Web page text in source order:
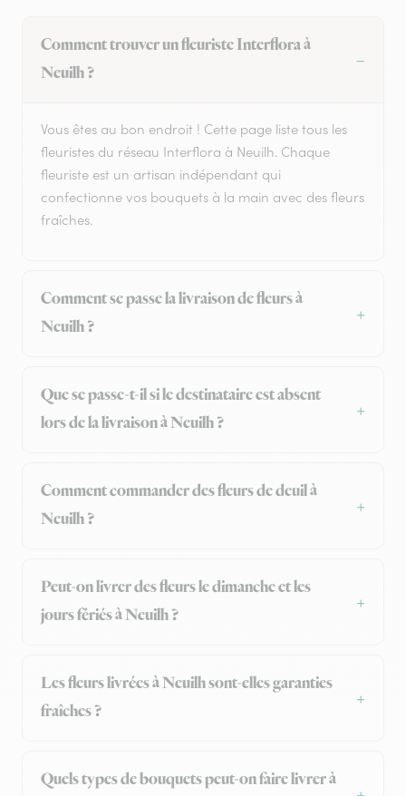
Comment trouver un fleuriste Interflora à
Neuilh ?
Vous êtes au bon endroit ! Cette page liste tous les
fleuristes du réseau Interflora à Neuilh. Chaque
fleuriste est un artisan indépendant qui
confectionne vos bouquets à la main avec des fleurs
fraîches.
Comment se passe la livraison de fleurs à
Neuilh ?
Que se passe-t-il si le destinataire est absent
lors de la livraison à Neuilh ?
Comment commander des fleurs de deuil à
Neuilh ?
Peut-on livrer des fleurs le dimanche et les
jours fériés à Neuilh ?
Les fleurs livrées à Neuilh sont-elles garanties
fraîches ?
Quels types de bouquets peut-on faire livrer à